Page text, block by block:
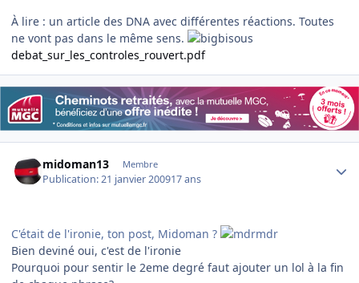
À lire : un article des DNA avec différentes réactions. Toutes
ne vont pas dans le même sens.
debat_sur_les_controles_rouvert.pdf
midoman13 Membre
Publication:21 janvier 200917 ans
C'était de l'ironie, ton post, Midoman ?
Bien deviné oui, c'est de l'ironie
Pourquoi pour sentir le 2eme degré faut ajouter un lol à la fin